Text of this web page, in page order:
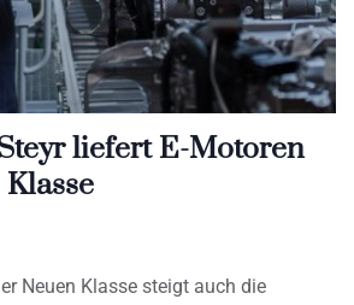
liefert E-Motoren
Neuen Klasse steigt auch die